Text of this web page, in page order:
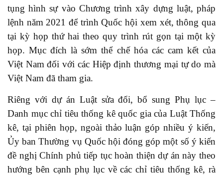
tụng hình sự vào Chương trình xây dựng luật, pháp
lệnh năm 2021 để trình Quốc hội xem xét, thông qua
tại kỳ họp thứ hai theo quy trình rút gọn tại một kỳ
họp. Mục đích là sớm thể chế hóa các cam kết của
Việt Nam đối với các Hiệp định thương mại tự do mà
Việt Nam đã tham gia.
Riêng với dự án Luật sửa đổi, bổ sung Phụ lục –
Danh mục chỉ tiêu thống kê quốc gia của Luật Thống
kê, tại phiên họp, ngoài thảo luận góp nhiều ý kiến,
Ủy ban Thường vụ Quốc hội đóng góp một số ý kiến
đề nghị Chính phủ tiếp tục hoàn thiện dự án này theo
hướng bên cạnh phụ lục về các chỉ tiêu thống kê, rà